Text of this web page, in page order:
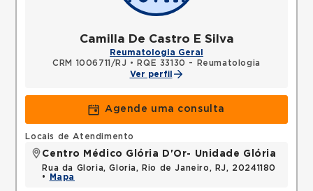
Camilla De Castro E Silva
Reumatologia Geral
CRM 1006711/RJ •
RQE 33130 - Reumatologia
Ver perfil
Agende uma consulta
Locais de Atendimento
Centro Médico Glória D'Or- Unidade Glória
Rua da Gloria, Gloria, Rio de Janeiro, RJ, 20241180
•
Mapa